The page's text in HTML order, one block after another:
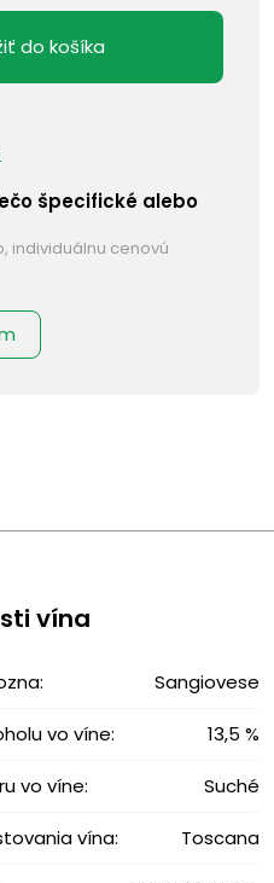
do košíka
špecifické alebo
individuálnu cenovú
vína
Sangiovese
vo víne: 13,5 %
vo víne: Suché
vína: Toscana